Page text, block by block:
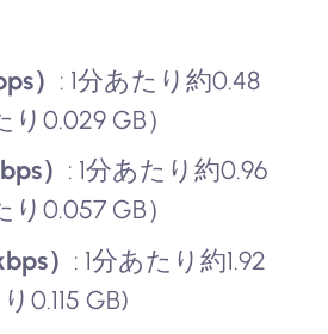
） : 1分あたり約0.48
り0.029 GB）
） : 1分あたり約0.96
り0.057 GB）
） : 1分あたり約1.92
0.115 GB)